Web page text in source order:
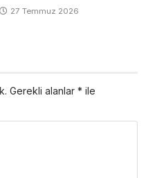
27 Temmuz 2026
Gerekli alanlar * ile